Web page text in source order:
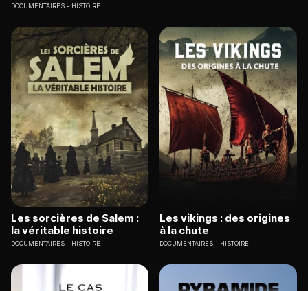
DOCUMENTAIRES HISTOIRE
Les sorcières de Salem :
la véritable histoire
DOCUMENTAIRES HISTOIRE
Les vikings : des origines
à la chute
DOCUMENTAIRES HISTOIRE